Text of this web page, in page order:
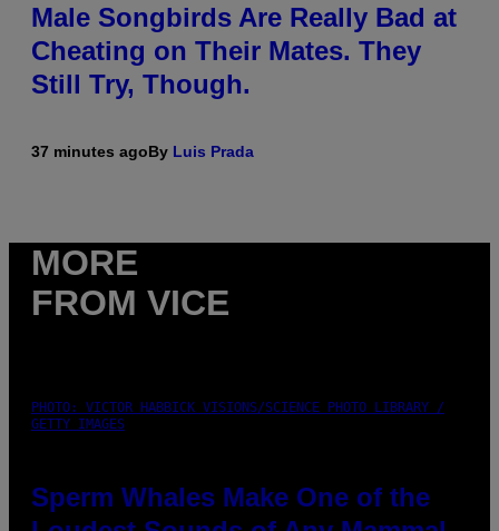
Male Songbirds Are Really Bad at
Cheating on Their Mates. They
Still Try, Though.
37 minutes agoBy Luis Prada
MORE
FROM VICE
PHOTO: VICTOR HABBICK VISIONS/SCIENCE PHOTO LIBRARY /
GETTY IMAGES
Sperm Whales Make One of the